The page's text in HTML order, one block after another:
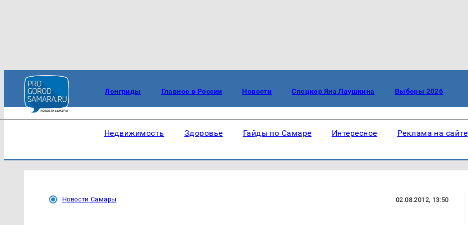
Лонгриды Главное в России Новости Спецкор Яна Лаушкина Выборы 2026
Недвижимость Здоровье Гайды по Самаре Интересное Реклама на сайте
Новости Самары 02.08.2012, 13:50